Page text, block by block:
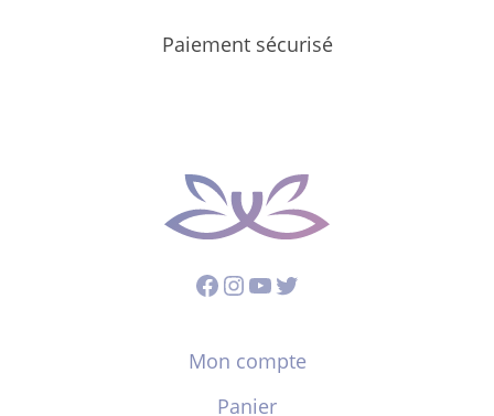
Paiement sécurisé
Facebook
Instagram
YouTube
Twitter
Mon compte
Panier